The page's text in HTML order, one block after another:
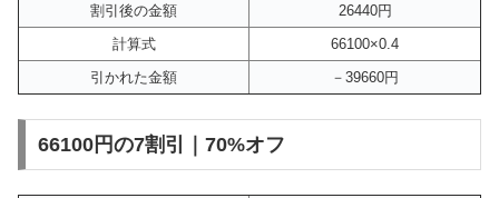
割引後の金額
26440円
計算式
66100×0.4
引かれた金額
－39660円
66100円の7割引｜70%オフ